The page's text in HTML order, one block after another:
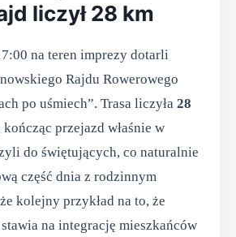
liczył 28 km
na teren imprezy dotarli
Rajdu Rowerowego
po uśmiech”. Trasa liczyła 28
przejazd właśnie w
do świętujących, co naturalnie
część dnia z rodzinnym
kolejny przykład na to, że
na integrację mieszkańców